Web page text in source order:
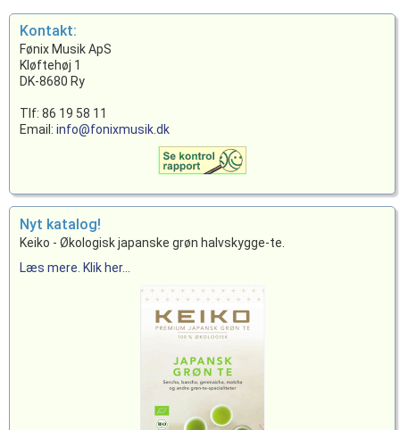
Kontakt:
Fønix Musik ApS
Kløftehøj 1
DK-8680 Ry
Tlf: 86 19 58 11
Email: info@fonixmusik.dk
Nyt katalog!
Keiko - Økologisk japanske grøn halvskygge-te.
Læs mere. Klik her...